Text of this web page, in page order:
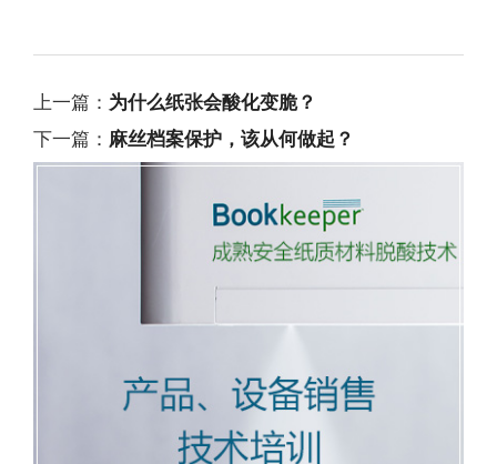
上一篇： 为什么纸张会酸化变脆？
下一篇： 麻丝档案保护，该从何做起？